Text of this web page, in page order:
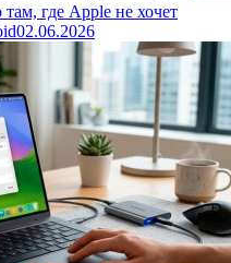
где Apple не хочет
02.06.2026